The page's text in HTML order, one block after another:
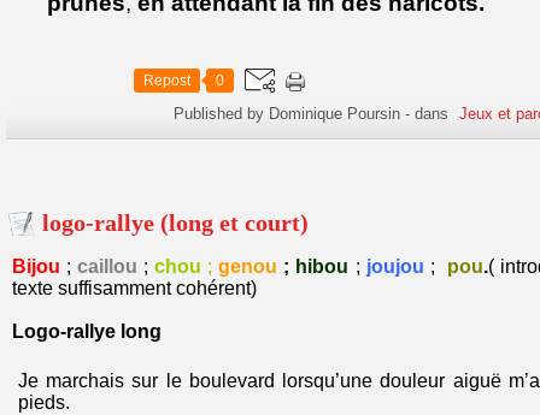
Repost 0
Published by Dominique Poursin -dans Jeux et
logo-rallye (long et court)
Bijou ;caillou ;chou ; genou ; hibou ; joujou ; pou.(
texte suffisamment cohérent)
Logo-rallye long
Je marchais sur le boulevard lorsqu’une douleur aiguë
pieds.